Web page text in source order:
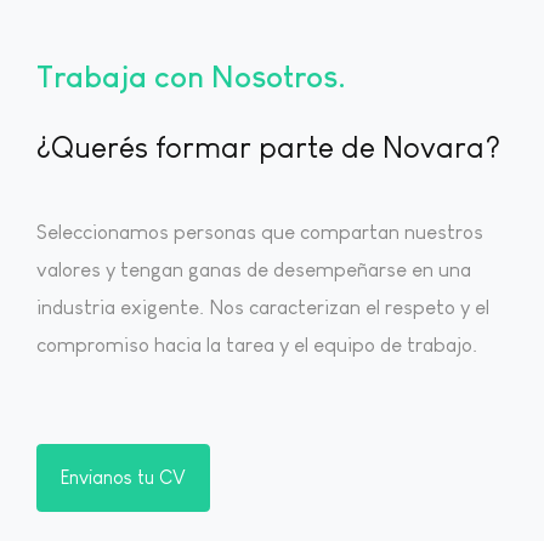
Trabaja con Nosotros
¿Querés formar parte de Novara?
Seleccionamos personas que compartan nuestros
valores y tengan ganas de desempeñarse en una
industria exigente. Nos caracterizan el respeto y el
compromiso hacia la tarea y el equipo de trabajo.
Envianos tu CV